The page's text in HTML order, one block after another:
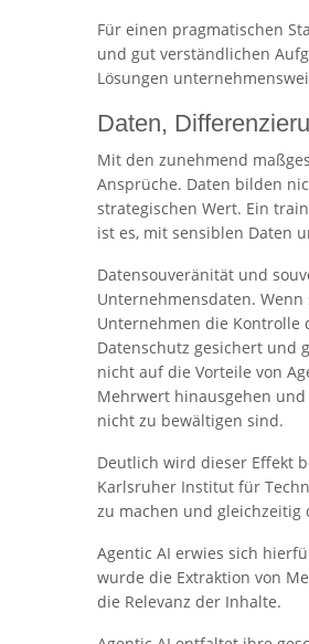
Für einen pragmatischen
und gut verständlichen
Lösungen
Daten,
Mit den zunehmend
Ansprüche. Daten bilden
strategischen Wert. Ein
ist es, mit sensiblen Daten
Datensouveränität und
Unternehmensdaten.
Unternehmen die Kontrolle
Datenschutz gesichert und
nicht auf die Vorteile von
Mehrwert hinausgehen
nicht zu bewältigen sind.
Deutlich wird dieser Effekt
Karlsruher Institut für
zu machen und gleichzeitig
Agentic AI erwies sich
wurde die Extraktion von
die Relevanz der Inhalte.